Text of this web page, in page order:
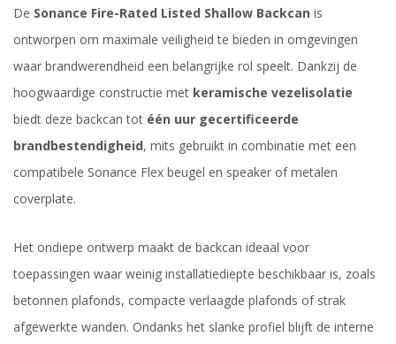
De Sonance Fire-Rated Listed Shallow Backcan is
ontworpen om maximale veiligheid te bieden in omgevingen
waar brandwerendheid een belangrijke rol speelt. Dankzij de
hoogwaardige constructie met keramische vezelisolatie
biedt deze backcan tot één uur gecertificeerde
brandbestendigheid, mits gebruikt in combinatie met een
compatibele Sonance Flex beugel en speaker of metalen
coverplate.
Het ondiepe ontwerp maakt de backcan ideaal voor
toepassingen waar weinig installatiediepte beschikbaar is, zoals
betonnen plafonds, compacte verlaagde plafonds of strak
afgewerkte wanden. Ondanks het slanke profiel blijft de interne